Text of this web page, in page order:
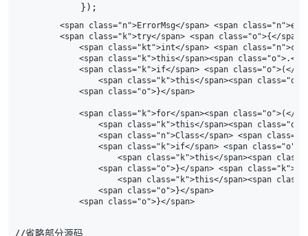
});
<span class="n">ErrorMsg</span> <span
        <span class="k">try</span> <span class="o">{</span>
<span class="kt">int</span> <span
<span class="k">this</span><span
<span class="k">if</span> <span class="o">(</
<span class="k">this</span><span
            <span class="o">}</span>
<span class="k">for</span><span class="o">(</
<span class="k">this</span><span
<span class="n">Class</span> <span
<span class="k">if</span> <span
<span class="k">this</span><span
<span class="o">}</span> <span
<span class="k">this</span><span
                <span class="o">}</span>
//省略部分源码